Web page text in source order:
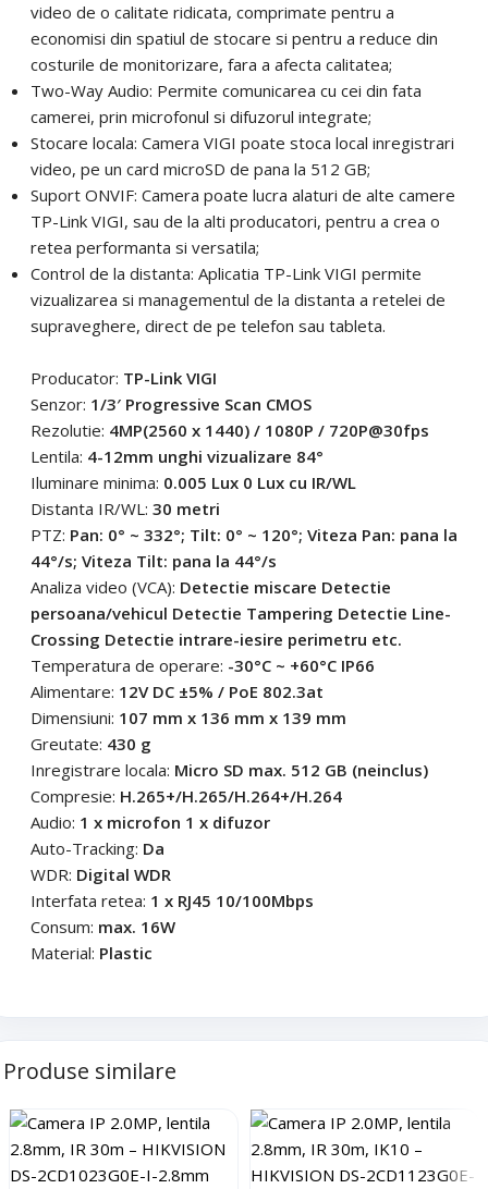
video de o calitate ridicata, comprimate pentru a
economisi din spatiul de stocare si pentru a reduce din
costurile de monitorizare, fara a afecta calitatea;
Two-Way Audio: Permite comunicarea cu cei din fata
camerei, prin microfonul si difuzorul integrate;
Stocare locala: Camera VIGI poate stoca local inregistrari
video, pe un card microSD de pana la 512 GB;
Suport ONVIF: Camera poate lucra alaturi de alte camere
TP-Link VIGI, sau de la alti producatori, pentru a crea o
retea performanta si versatila;
Control de la distanta: Aplicatia TP-Link VIGI permite
vizualizarea si managementul de la distanta a retelei de
supraveghere, direct de pe telefon sau tableta.
Producator: TP-Link VIGI
Senzor: 1/3′ Progressive Scan CMOS
Rezolutie: 4MP(2560 x 1440) / 1080P / 720P@30fps
Lentila: 4-12mm unghi vizualizare 84°
Iluminare minima: 0.005 Lux 0 Lux cu IR/WL
Distanta IR/WL: 30 metri
PTZ: Pan: 0° ~ 332°; Tilt: 0° ~ 120°; Viteza Pan: pana la
44°/s; Viteza Tilt: pana la 44°/s
Analiza video (VCA): Detectie miscare Detectie
persoana/vehicul Detectie Tampering Detectie Line-
Crossing Detectie intrare-iesire perimetru etc.
Temperatura de operare: -30°C ~ +60°C IP66
Alimentare: 12V DC ±5% / PoE 802.3at
Dimensiuni: 107 mm x 136 mm x 139 mm
Greutate: 430 g
Inregistrare locala: Micro SD max. 512 GB (neinclus)
Compresie: H.265+/H.265/H.264+/H.264
Audio: 1 x microfon 1 x difuzor
Auto-Tracking: Da
WDR: Digital WDR
Interfata retea: 1 x RJ45 10/100Mbps
Consum: max. 16W
Material: Plastic
Produse similare